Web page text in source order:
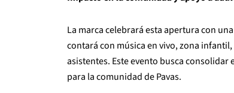
La marca celebrará esta apertura con
contará con música en vivo, zona
asistentes. Este evento busca
para la comunidad de Pavas.